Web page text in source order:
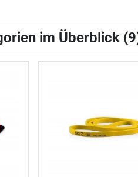
im Überblick